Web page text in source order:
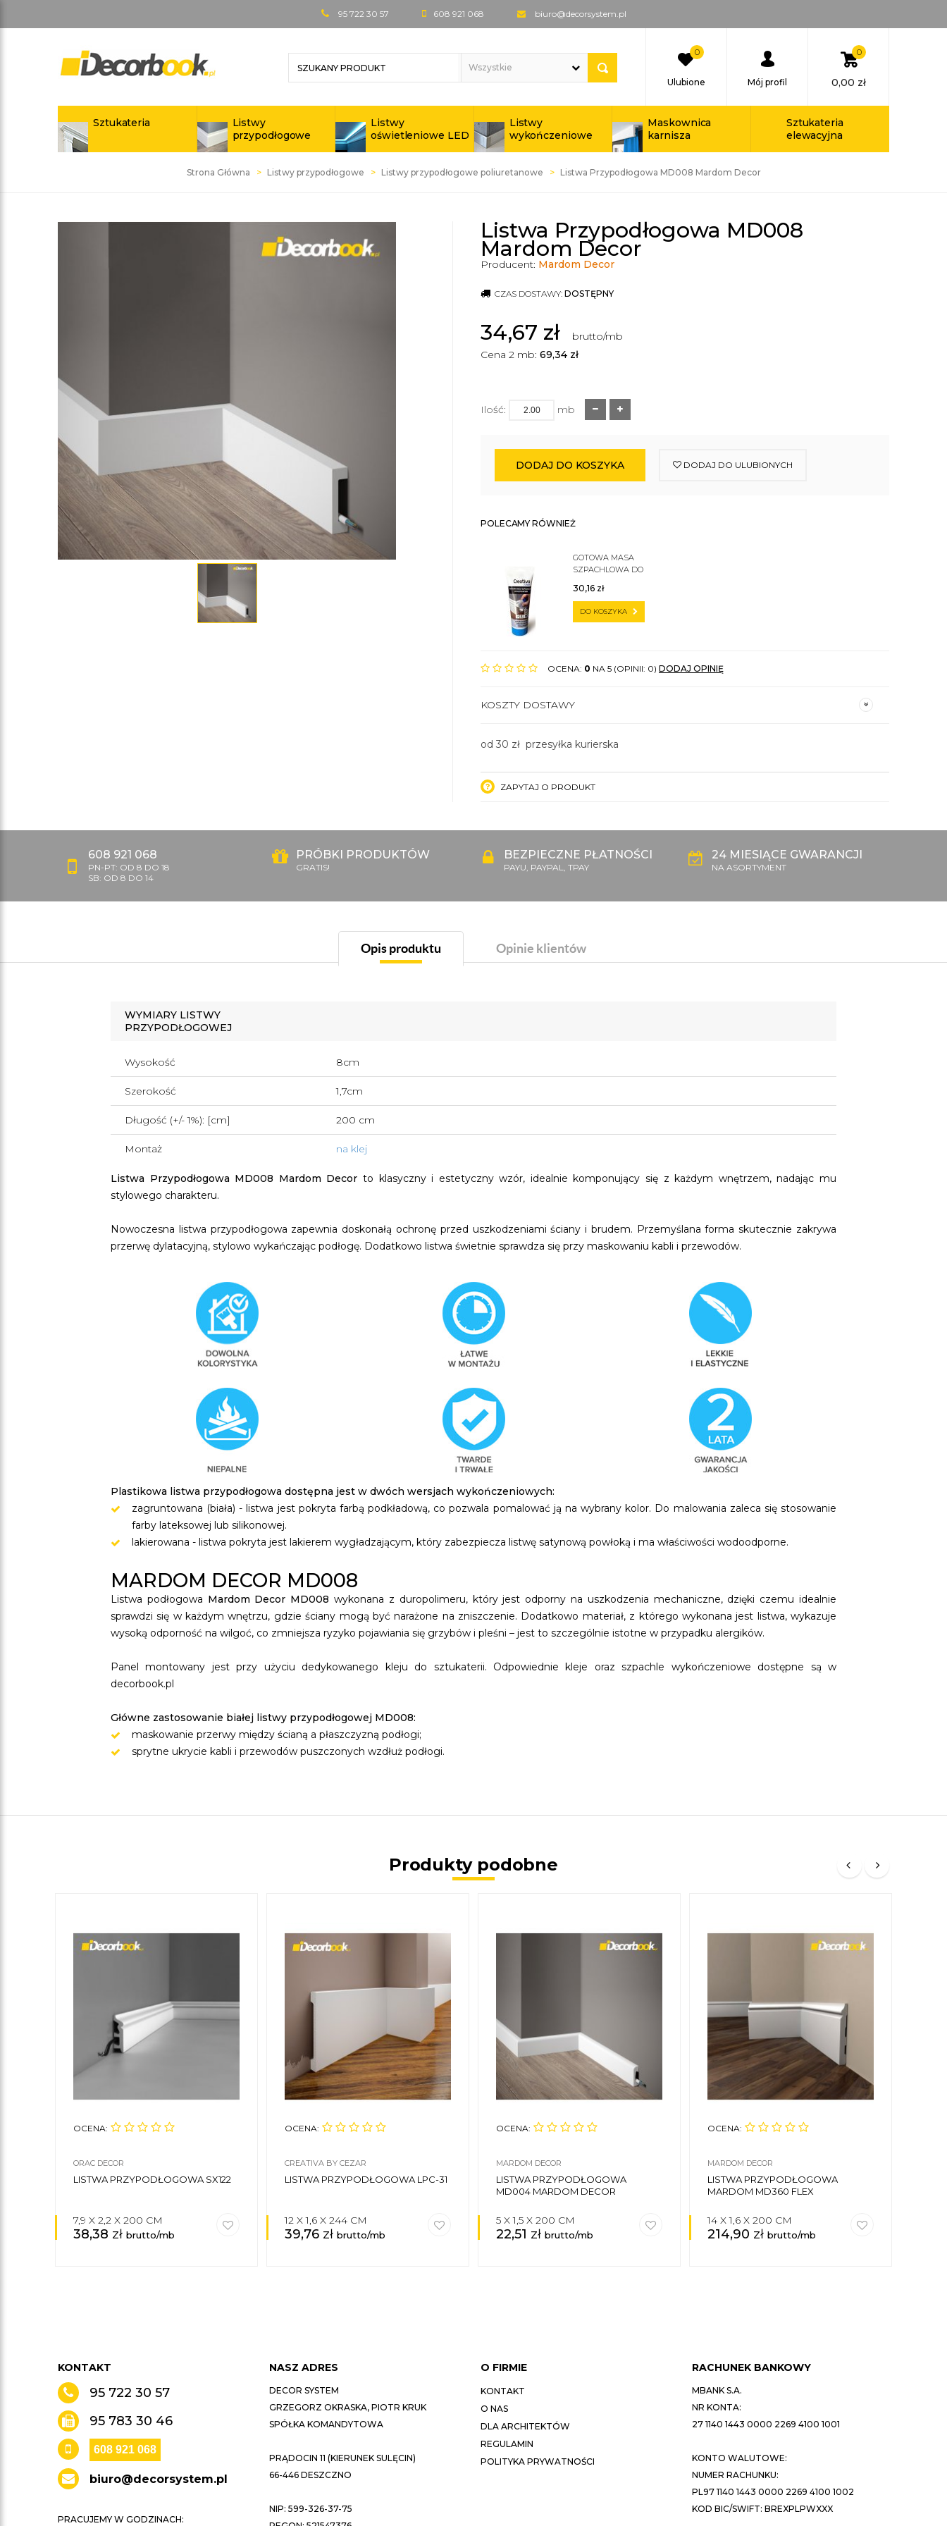
95 722 30 57 608 921 068 biuro@decorsystem.pl
0
Ulubione Mój profil
0
0,00 zł
Sztukateria
Listwy
przypodłogowe
Listwy
oświetleniowe LED
Listwy
wykończeniowe
Maskownica
karnisza
Sztukateria
elewacyjna
Strona Główna Listwy przypodłogowe Listwy przypodłogowe poliuretanowe Listwa Przypodłogowa MD008 Mardom Decor
Listwa Przypodłogowa MD008
Mardom Decor
Producent: Mardom Decor
CZAS DOSTAWY: DOSTĘPNY
34,67 zł
brutto/mb
Cena 2 mb: 69,34 zł
Ilość: mb
DODAJ DO KOSZYKA DODAJ DO ULUBIONYCH
POLECAMY RÓWNIEŻ
GOTOWA MASA
SZPACHLOWA DO
30,16 zł
DO KOSZYKA
OCENA: 0 NA 5 (OPINII: 0) DODAJ OPINIĘ
KOSZTY DOSTAWY
od 30 zł przesyłka kurierska
ZAPYTAJ O PRODUKT
608 921 068
PN-PT: OD 8 DO 18
SB: OD 8 DO 14
PRÓBKI PRODUKTÓW
GRATIS!
BEZPIECZNE PŁATNOŚCI
PAYU, PAYPAL, TPAY
24 MIESIĄCE GWARANCJI
NA ASORTYMENT
Opis produktu Opinie klientów
WYMIARY LISTWY
PRZYPODŁOGOWEJ
Wysokość 8cm
Szerokość 1,7cm
Długość (+/- 1%): [cm] 200 cm
Montaż na klej
Listwa Przypodłogowa MD008 Mardom Decor to klasyczny i estetyczny wzór, idealnie komponujący się z każdym wnętrzem, nadając mu
stylowego charakteru.
Nowoczesna listwa przypodłogowa zapewnia doskonałą ochronę przed uszkodzeniami ściany i brudem. Przemyślana forma skutecznie zakrywa
przerwę dylatacyjną, stylowo wykańczając podłogę. Dodatkowo listwa świetnie sprawdza się przy maskowaniu kabli i przewodów.
Plastikowa listwa przypodłogowa dostępna jest w dwóch wersjach wykończeniowych:
zagruntowana (biała) - listwa jest pokryta farbą podkładową, co pozwala pomalować ją na wybrany kolor. Do malowania zaleca się stosowanie
farby lateksowej lub silikonowej.
lakierowana - listwa pokryta jest lakierem wygładzającym, który zabezpiecza listwę satynową powłoką i ma właściwości wodoodporne.
MARDOM DECOR MD008
Listwa podłogowa Mardom Decor MD008wykonana z duropolimeru, który jest odporny na uszkodzenia mechaniczne, dzięki czemu idealnie
sprawdzi się w każdym wnętrzu, gdzie ściany mogą być narażone na zniszczenie. Dodatkowo materiał, z którego wykonana jest listwa, wykazuje
wysoką odporność na wilgoć, co zmniejsza ryzyko pojawiania się grzybów i pleśni – jest to szczególnie istotne w przypadku alergików.
Panel montowany jest przy użyciu dedykowanego kleju do sztukaterii. Odpowiednie kleje oraz szpachle wykończeniowe dostępne są w
decorbook.pl
Główne zastosowanie białej listwy przypodłogowej MD008:
maskowanie przerwy między ścianą a płaszczyzną podłogi;
sprytne ukrycie kabli i przewodów puszczonych wzdłuż podłogi.
Produkty podobne
OCENA:
ORAC DECOR
LISTWA PRZYPODŁOGOWA SX122
7,9 X 2,2 X 200 CM
38,38 zł brutto/mb
OCENA:
CREATIVA BY CEZAR
LISTWA PRZYPODŁOGOWA LPC-31
12 X 1,6 X 244 CM
39,76 zł brutto/mb
OCENA:
MARDOM DECOR
LISTWA PRZYPODŁOGOWA
MD004 MARDOM DECOR
5 X 1,5 X 200 CM
22,51 zł brutto/mb
OCENA:
MARDOM DECOR
LISTWA PRZYPODŁOGOWA
MARDOM MD360 FLEX
14 X 1,6 X 200 CM
214,90 zł brutto/mb
KONTAKT
95 722 30 57
95 783 30 46
608 921 068
biuro@decorsystem.pl
PRACUJEMY W GODZINACH:
NASZ ADRES
DECOR SYSTEM
GRZEGORZ OKRASKA, PIOTR KRUK
SPÓŁKA KOMANDYTOWA
PRĄDOCIN 11 (KIERUNEK SULĘCIN)
66-446 DESZCZNO
NIP: 599-326-37-75
O FIRMIE
KONTAKT
O NAS
DLA ARCHITEKTÓW
REGULAMIN
POLITYKA PRYWATNOŚCI
RACHUNEK BANKOWY
MBANK S.A.
NR KONTA:
27 1140 1443 0000 2269 4100 1001
KONTO WALUTOWE:
NUMER RACHUNKU:
PL97 1140 1443 0000 2269 4100 1002
KOD BIC/SWIFT: BREXPLPWXXX